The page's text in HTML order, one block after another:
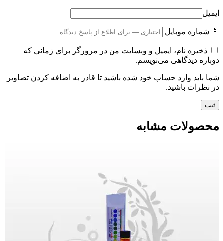
ایمیل
📱 شماره موبایل
ذخیره نام، ایمیل و وبسایت من در مرورگر برای زمانی که
دوباره دیدگاهی می‌نویسم.
شما باید وارد حساب خود شده باشید تا قادر به اضافه کردن تصاویر
در نظرات باشید.
محصولات مشابه